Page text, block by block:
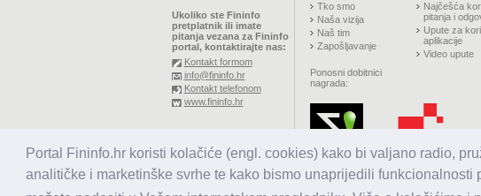
Portal Fininfo.hr koristi kolačiće (engl. cookies) kako bi valjano radio,
analitičke i marketinške svrhe te kako bismo unaprijedili
Ukoliko ste Fininfo
pretplatnik ili imate
pitanja vezana za Fininfo
portal, kontaktirajte nas:
Kontakt formom
info@fininfo.hr
Kontakt telefonom
www.fininfo.hr
Sva prava pridržana.
Tko smo
Naša vizija
Naš tim
Zapošljavanje
Ponosni dobitnici
nagrada:
Najčešća
pitanja i
Upute za
aplikacije
Video upute